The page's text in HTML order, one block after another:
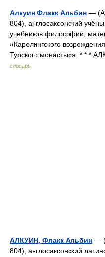
Алкуин Флакк Альбин —
804), англосаксонский
учебников философии,
«Каролингского
Турского монастыря. * * *
словарь
АЛКУИН, Флакк Альбин —
804), англосаксонский